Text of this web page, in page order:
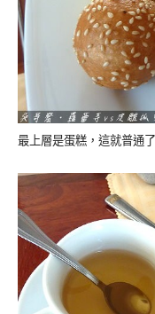
最上層是蛋糕，這就普通